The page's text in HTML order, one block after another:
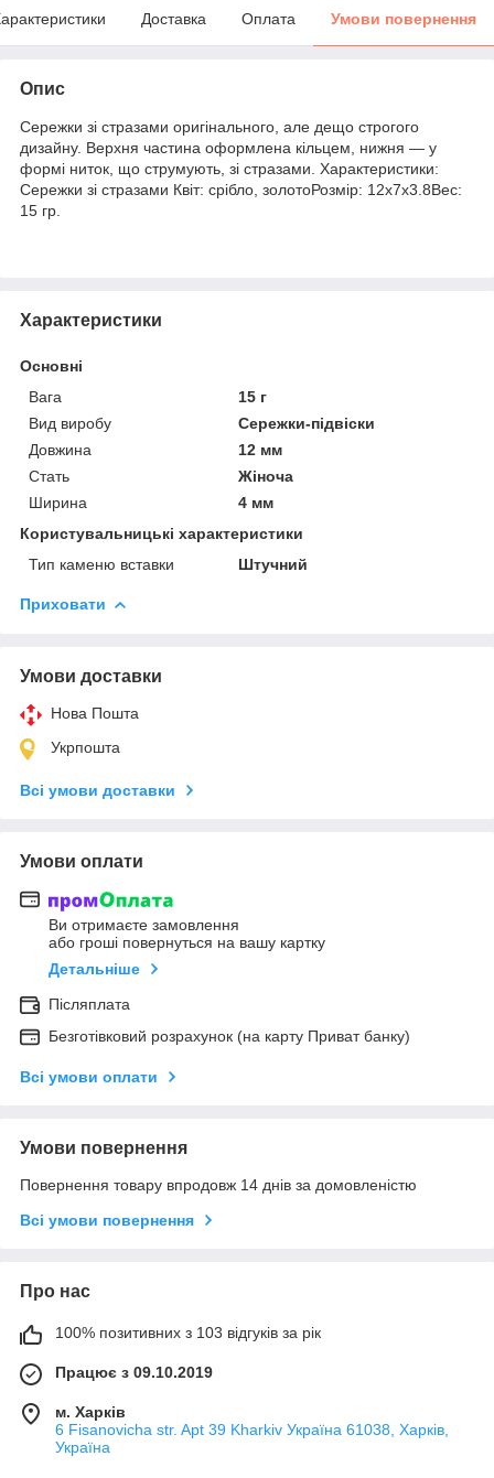
Доставка Оплата Умови повернення
Опис
Сережки зі стразами оригінального, але дещо строгого
дизайну. Верхня частина оформлена кільцем, нижня — у
формі ниток, що струмують, зі стразами. Характеристики:
Сережки зі стразами Квіт: срібло, золотоРозмір: 12х7х3.8Вес:
15 гр.
Характеристики
Основні
Вага
15 г
Вид виробу
Сережки-підвіски
Довжина
12 мм
Стать
Жіноча
Ширина
4 мм
Користувальницькі характеристики
Тип каменю вставки
Штучний
Приховати
Умови доставки
Нова Пошта
Укрпошта
Всі умови доставки
Умови оплати
Ви отримаєте замовлення
або гроші повернуться на вашу картку
Детальніше
Післяплата
Безготівковий розрахунок (на карту Приват банку)
Всі умови оплати
Умови повернення
Повернення товару впродовж 14 днів за домовленістю
Всі умови повернення
Про нас
100% позитивних з 103 відгуків за рік
Працює з 09.10.2019
м. Харків
6 Fisanovicha str. Apt 39 Kharkiv Україна 61038, Харків,
Україна